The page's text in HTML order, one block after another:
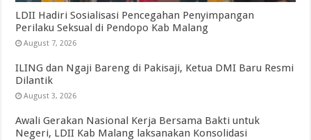
LDII Hadiri Sosialisasi Pencegahan Penyimpangan
Perilaku Seksual di Pendopo Kab Malang
August 7, 2026
ILING dan Ngaji Bareng di Pakisaji, Ketua DMI Baru Resmi
Dilantik
August 3, 2026
Awali Gerakan Nasional Kerja Bersama Bakti untuk
Negeri, LDII Kab Malang laksanakan Konsolidasi